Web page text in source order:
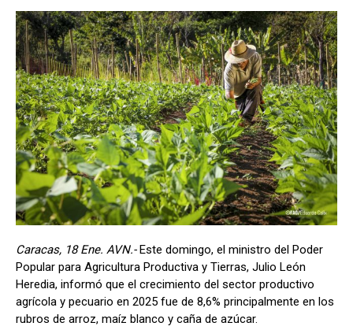
Caracas, 18 Ene. AVN.-Este domingo, el ministro del Poder
Popular para Agricultura Productiva y Tierras, Julio León
Heredia, informó que el crecimiento del sector productivo
agrícola y pecuario en 2025 fue de 8,6% principalmente en los
rubros de arroz, maíz blanco y caña de azúcar.